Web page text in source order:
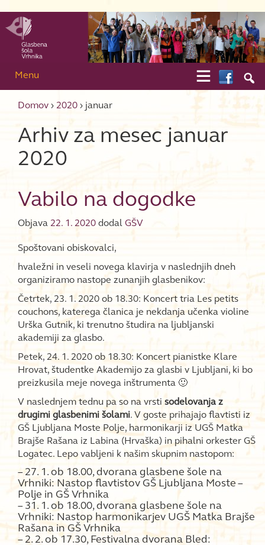

Menu 
Domov › 2020 › januar
Arhiv za mesec januar
2020
Vabilo na dogodke
Objava 22. 1. 2020 dodal GŠV
Spoštovani obiskovalci,
hvaležni in veseli novega klavirja v naslednjih dneh
organiziramo nastope zunanjih glasbenikov:
Četrtek, 23. 1. 2020 ob 18.30: Koncert tria Les petits
couchons, katerega članica je nekdanja učenka violine
Urška Gutnik, ki trenutno študira na ljubljanski
akademiji za glasbo.
Petek, 24. 1. 2020 ob 18.30: Koncert pianistke Klare
Hrovat, študentke Akademijo za glasbi v Ljubljani, ki bo
preizkusila meje novega inštrumenta 🙂
V naslednjem tednu pa so na vrsti sodelovanja z
drugimi glasbenimi šolami. V goste prihajajo flavtisti iz
GŠ Ljubljana Moste Polje, harmonikarji iz UGŠ Matka
Brajše Rašana iz Labina (Hrvaška) in pihalni orkester GŠ
Logatec. Lepo vabljeni k našim skupnim nastopom:
– 27. 1. ob 18.00, dvorana glasbene šole na
Vrhniki: Nastop flavtistov GŠ Ljubljana Moste –
Polje in GŠ Vrhnika
– 31. 1. ob 18.00, dvorana glasbene šole na
Vrhniki: Nastop harmonikarjev UGŠ Matka Brajše
Rašana in GŠ Vrhnika
– 2. 2. ob 17.30, Festivalna dvorana Bled: